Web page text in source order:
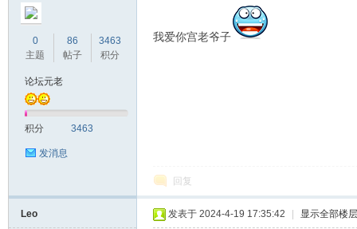
0
主题
86
帖子
3463
积分
论坛元老
积分 3463
发消息
我爱你宫老爷子
回复
Leo 发表于 2024-4-19 17:35:42 显示全部楼层